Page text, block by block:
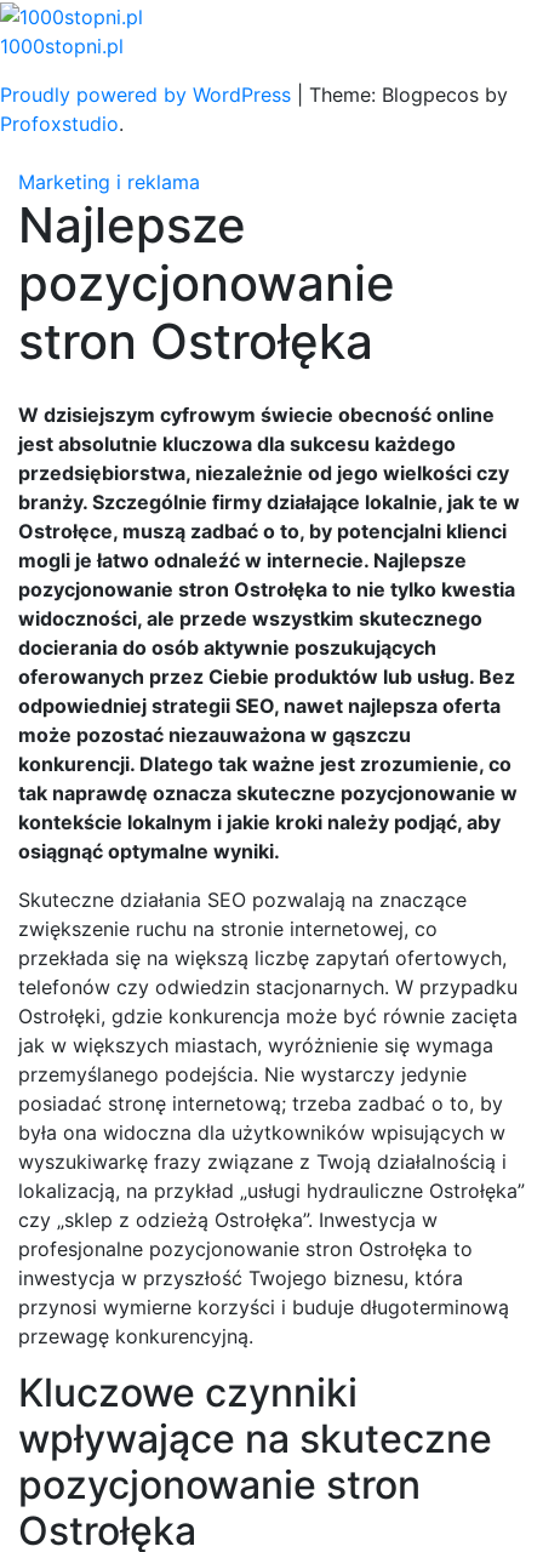
Skip
to
1000stopni.pl
Proudly powered by WordPress
Theme: Blogpecos by
Profoxstudio.
Marketing i reklama
Najlepsze
pozycjonowanie
stron Ostrołęka
W dzisiejszym cyfrowym świecie obecność online
jest absolutnie kluczowa dla sukcesu każdego
przedsiębiorstwa, niezależnie od jego wielkości czy
branży. Szczególnie firmy działające lokalnie, jak te w
Ostrołęce, muszą zadbać o to, by potencjalni klienci
mogli je łatwo odnaleźć w internecie. Najlepsze
pozycjonowanie stron Ostrołęka to nie tylko kwestia
widoczności, ale przede wszystkim skutecznego
docierania do osób aktywnie poszukujących
oferowanych przez Ciebie produktów lub usług. Bez
odpowiedniej strategii SEO, nawet najlepsza oferta
może pozostać niezauważona w gąszczu
konkurencji. Dlatego tak ważne jest zrozumienie, co
tak naprawdę oznacza skuteczne pozycjonowanie w
kontekście lokalnym i jakie kroki należy podjąć, aby
osiągnąć optymalne wyniki.
Skuteczne działania SEO pozwalają na znaczące
zwiększenie ruchu na stronie internetowej, co
przekłada się na większą liczbę zapytań ofertowych,
telefonów czy odwiedzin stacjonarnych. W przypadku
Ostrołęki, gdzie konkurencja może być równie zacięta
jak w większych miastach, wyróżnienie się wymaga
przemyślanego podejścia. Nie wystarczy jedynie
posiadać stronę internetową; trzeba zadbać o to, by
była ona widoczna dla użytkowników wpisujących w
wyszukiwarkę frazy związane z Twoją działalnością i
lokalizacją, na przykład „usługi hydrauliczne Ostrołęka”
czy „sklep z odzieżą Ostrołęka”. Inwestycja w
profesjonalne pozycjonowanie stron Ostrołęka to
inwestycja w przyszłość Twojego biznesu, która
przynosi wymierne korzyści i buduje długoterminową
przewagę konkurencyjną.
Kluczowe czynniki
wpływające na skuteczne
pozycjonowanie stron
Ostrołęka